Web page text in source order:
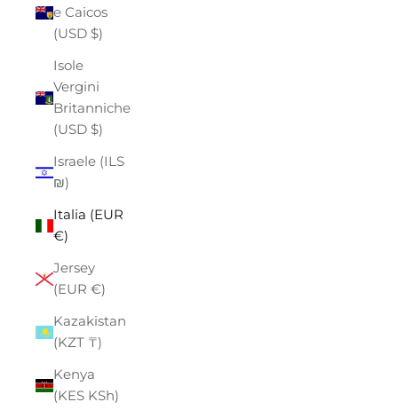
e Caicos
(USD $)
Isole
Vergini
Britanniche
(USD $)
Israele (ILS
₪)
Italia (EUR
€)
Jersey
(EUR €)
Kazakistan
(KZT ₸)
Kenya
(KES KSh)